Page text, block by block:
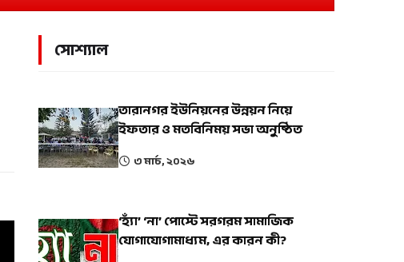
সোশ্যাল
তারানগর ইউনিয়নের উন্নয়ন নিয়ে
ইফতার ও মতবিনিময় সভা অনুষ্ঠিত
৩ মার্চ, ২০২৬
‘হ্যাঁ’ ‘না’ পোস্টে সরগরম সামাজিক
যোগাযোগামাধ্যম, এর কারন কী?